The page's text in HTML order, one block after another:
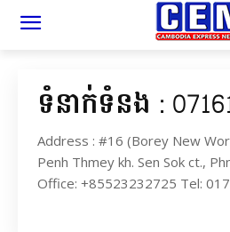
ទំនាក់ទំនង :
Address : #16 (Borey New
Penh Thmey kh. Sen Sok ct.,
Office: +85523232725 Tel: